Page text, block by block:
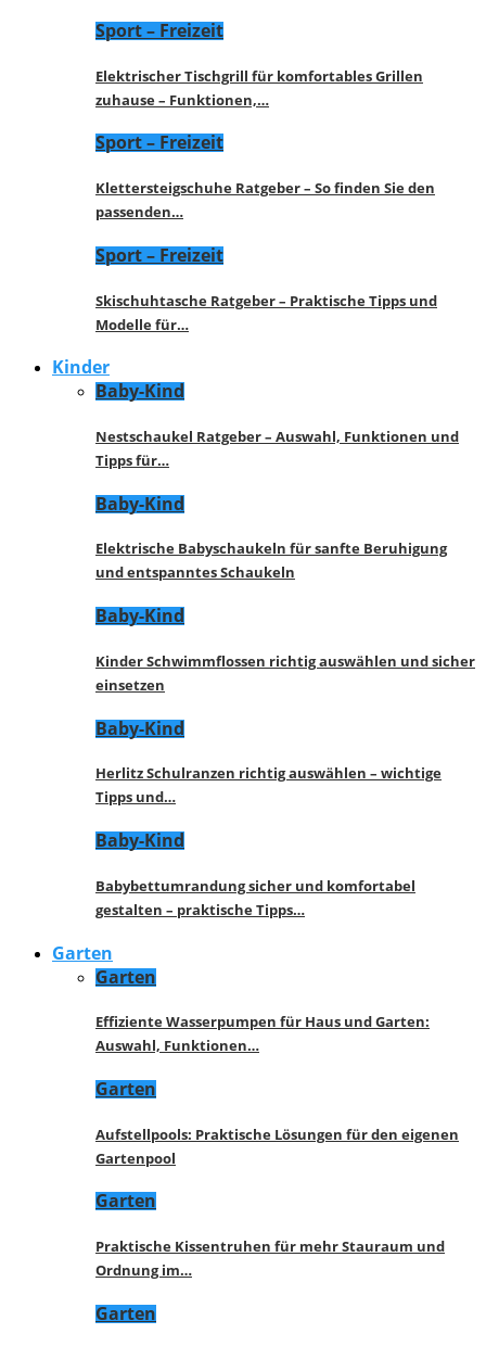
Sport – Freizeit
Elektrischer Tischgrill für komfortables Grillen
zuhause – Funktionen,…
Sport – Freizeit
Klettersteigschuhe Ratgeber – So finden Sie den
passenden…
Sport – Freizeit
Skischuhtasche Ratgeber – Praktische Tipps und
Modelle für…
Kinder
Baby-Kind
Nestschaukel Ratgeber – Auswahl, Funktionen und
Tipps für…
Baby-Kind
Elektrische Babyschaukeln für sanfte Beruhigung
und entspanntes Schaukeln
Baby-Kind
Kinder Schwimmflossen richtig auswählen und sicher
einsetzen
Baby-Kind
Herlitz Schulranzen richtig auswählen – wichtige
Tipps und…
Baby-Kind
Babybettumrandung sicher und komfortabel
gestalten – praktische Tipps…
Garten
Garten
Effiziente Wasserpumpen für Haus und Garten:
Auswahl, Funktionen…
Garten
Aufstellpools: Praktische Lösungen für den eigenen
Gartenpool
Garten
Praktische Kissentruhen für mehr Stauraum und
Ordnung im…
Garten